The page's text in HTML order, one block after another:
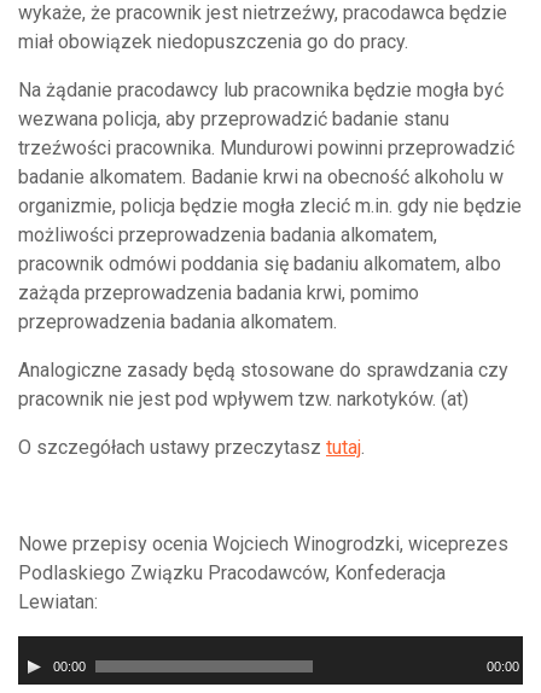
wykaże, że pracownik jest nietrzeźwy, pracodawca będzie
miał obowiązek niedopuszczenia go do pracy.
Na żądanie pracodawcy lub pracownika będzie mogła być
wezwana policja, aby przeprowadzić badanie stanu
trzeźwości pracownika. Mundurowi powinni przeprowadzić
badanie alkomatem. Badanie krwi na obecność alkoholu w
organizmie, policja będzie mogła zlecić m.in. gdy nie będzie
możliwości przeprowadzenia badania alkomatem,
pracownik odmówi poddania się badaniu alkomatem, albo
zażąda przeprowadzenia badania krwi, pomimo
przeprowadzenia badania alkomatem.
Analogiczne zasady będą stosowane do sprawdzania czy
pracownik nie jest pod wpływem tzw. narkotyków. (at)
O szczegółach ustawy przeczytasz tutaj.
Nowe przepisy ocenia Wojciech Winogrodzki, wiceprezes
Podlaskiego Związku Pracodawców, Konfederacja
Lewiatan:
plików00:00 00:00